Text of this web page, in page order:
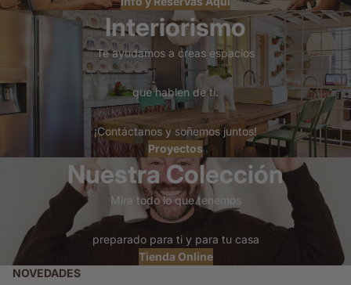
Interiorismo
Te ayudamos a creas espacios
que hablen de ti.
¡Contáctanos y soñemos juntos!
Proyectos
Nuestra Colección
Mira todo lo que tenemos
preparado para ti y para tu casa
Tienda Online
NOVEDADES